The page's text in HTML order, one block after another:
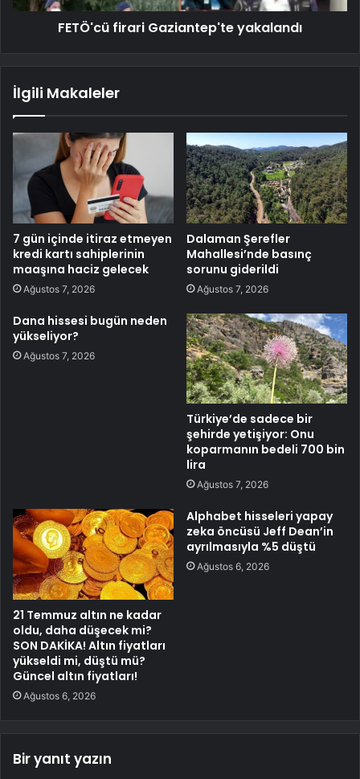
FETÖ'cü firari Gaziantep'te yakalandı
İlgili Makaleler
7 gün içinde itiraz etmeyen
kredi kartı sahiplerinin
maaşına haciz gelecek
Ağustos 7, 2026
Dalaman Şerefler
Mahallesi’nde basınç
sorunu giderildi
Ağustos 7, 2026
Dana hissesi bugün neden
yükseliyor?
Ağustos 7, 2026
Türkiye’de sadece bir
şehirde yetişiyor: Onu
koparmanın bedeli 700 bin
lira
Ağustos 7, 2026
21 Temmuz altın ne kadar
oldu, daha düşecek mi?
SON DAKİKA! Altın fiyatları
yükseldi mi, düştü mü?
Güncel altın fiyatları!
Ağustos 6, 2026
Alphabet hisseleri yapay
zeka öncüsü Jeff Dean’in
ayrılmasıyla %5 düştü
Ağustos 6, 2026
Bir yanıt yazın